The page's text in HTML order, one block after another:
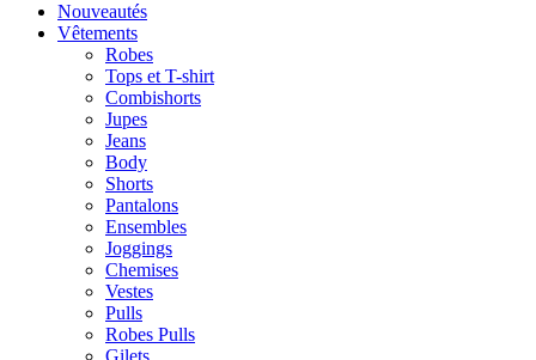
Nouveautés
Vêtements
Robes
Tops et T-shirt
Combishorts
Jupes
Jeans
Body
Shorts
Pantalons
Ensembles
Joggings
Chemises
Vestes
Pulls
Robes Pulls
Gilets